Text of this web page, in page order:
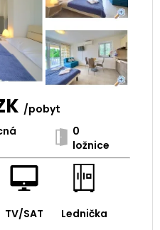
/pobyt
0
ložnice
TV/SAT Lednička